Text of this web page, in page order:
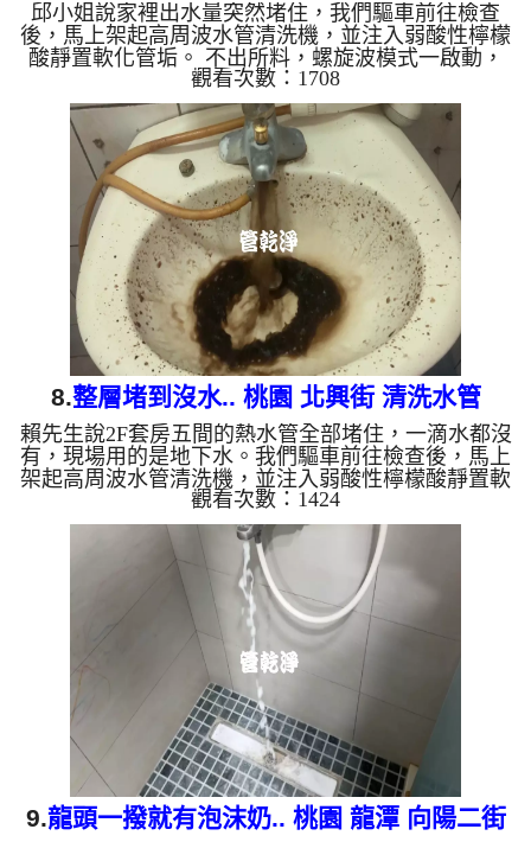
邱小姐說家裡出水量突然堵住，我們驅車前往檢查
後，馬上架起高周波水管清洗機，並注入弱酸性檸檬
酸靜置軟化管垢。 不出所料，螺旋波模式一啟動，
管路瞬間噴出髒水，一下變成「泥水」，滿滿的戰利
品！這就是長年累積在管壁的泥沙與鐵鏽。經過兩個
小時的奮鬥，出水變乾淨熱水出水量也恢復了。 為
什麼水管需要定期「大掃除」？ 管壁髒汙靠一般水
壓難以清除，不同的水質也會產生不同的「色彩反
應」： 咖啡色（鐵鏽/泥沙）： 常見於自來水管線老
化。 石油黑（氧化錳）： 抽取地下水常見的黑色管
垢。 ...
觀看次數：1708
8.整層堵到沒水.. 桃園 北興街 清洗水管
賴先生說2F套房五間的熱水管全部堵住，一滴水都沒
有，現場用的是地下水。我們驅車前往檢查後，馬上
架起高周波水管清洗機，並注入弱酸性檸檬酸靜置軟
化管垢。 不出所料，螺旋波模式一啟動，一開始都
沒水，突然管路噴出髒水，瞬間變成的「石油」！這
就是長年累積在管壁的泥沙與鐵鏽。經過四個小時的
努力，出水終於變乾淨，出水量也變大了。 為什麼
水管需要定期「大掃除」？ 管壁髒汙靠一般水壓難
以清除，不同的水質也會產生不同的「色彩反應」：
咖啡色（鐵鏽/泥沙）： 常見於自來水管線老化。 石
油...
觀看次數：1424
9.龍頭一撥就有泡沫奶.. 桃園 龍潭 向陽二街